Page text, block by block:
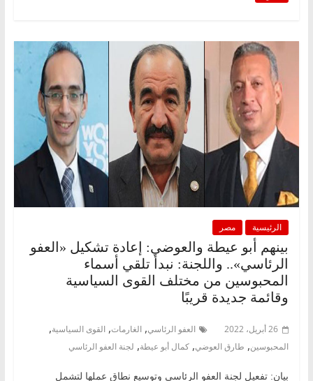
الرئيسية مصر
بينهم أبو عيطة والعوضي: إعادة تشكيل «العفو
الرئاسي».. واللجنة: نبدأ تلقي أسماء
المحبوسين من مختلف القوى السياسية
وقائمة جديدة قريبًا
26 أبريل، 2022 العفو الرئاسي, الغارمات, القوى السياسية,
المحبوسين, طارق العوضي, كمال أبو عيطة, لجنة العفو الرئاسي
بيان: تفعيل لجنة العفو الرئاسي وتوسيع نطاق عملها لتشمل